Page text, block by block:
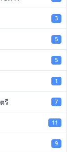
3
5
5
1
รี 7
11
9